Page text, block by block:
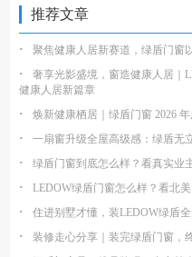
推荐文章
· 聚焦健康人居新赛道，绿盾门窗
·
奢享光影盛境，窗造健康人居｜
健康人居新篇章
· 焕新健康栖居｜绿盾门窗 2026
· 一扇窗升级全屋高级感：绿盾无
· 绿盾门窗到底怎么样？看真实业
· LEDOW绿盾门窗怎么样？看北
· 住进别墅才懂，装LEDOW绿盾
· 装修走心分享｜装完绿盾门窗，